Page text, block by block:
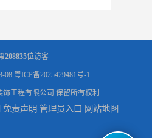
208835位访客
08 粤ICP备2025429481号-1
饰工程有限公司 保留所有权利.
免责声明 管理员入口 网站地图